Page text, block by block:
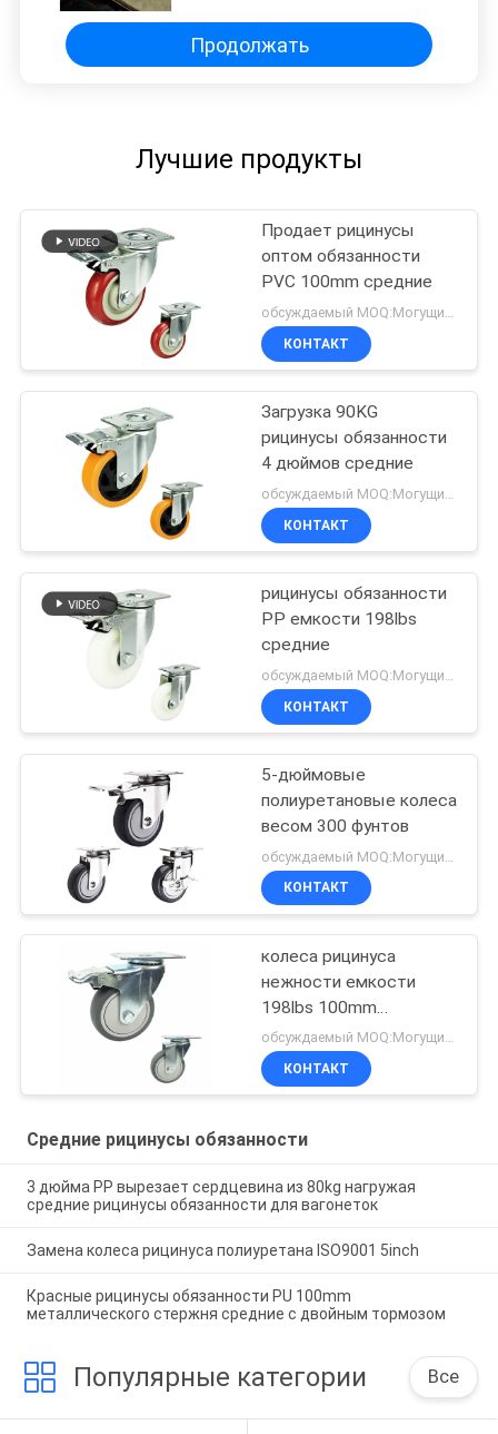
Продолжать
Лучшие продукты
Продает рицинусы
оптом обязанности
PVC 100mm средние
обсуждаемый MOQ:Могущий быть предметом переговоров
КОНТАКТ
Загрузка 90KG
рицинусы обязанности
4 дюймов средние
КОНТАКТ
рицинусы обязанности
PP емкости 198lbs
средние
КОНТАКТ
5-дюймовые
полиуретановые колеса
весом 300 фунтов
КОНТАКТ
колеса рицинуса
нежности емкости
198lbs 100mm
резиновые с крышкамиобсуждаемый MOQ:Могущий быть предметом переговоров
КОНТАКТ
Средние рицинусы обязанности
3 дюйма PP вырезает сердцевина из 80kg нагружая
средние рицинусы обязанности для вагонеток
Замена колеса рицинуса полиуретана ISO9001 5inch
Красные рицинусы обязанности PU 100mm
металлического стержня средние с двойным тормозом
Популярные категории Все